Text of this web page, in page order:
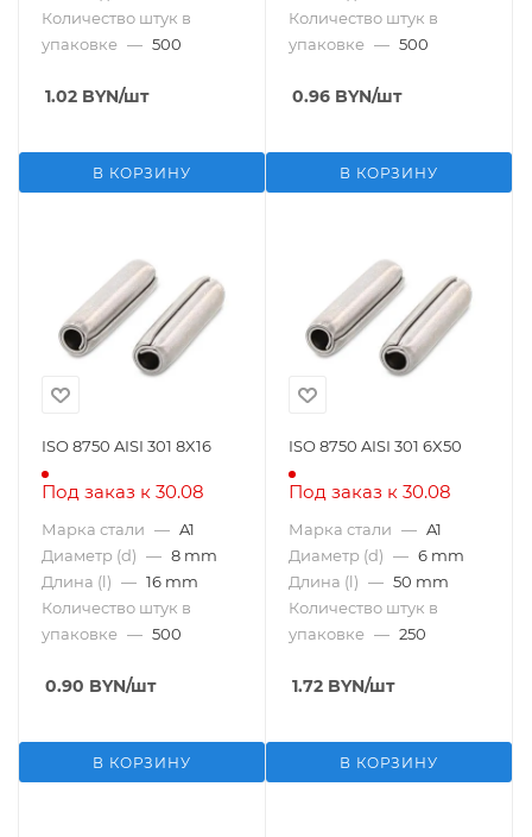
Количество штук в
упаковке — 500
1.02 BYN/шт
В КОРЗИНУ
Количество штук в
упаковке — 500
0.96 BYN/шт
В КОРЗИНУ
ISO 8750 AISI 301 8X16
Под заказ к 30.08
Марка стали — A1
Диаметр (d) — 8 mm
Длина (l) — 16 mm
Количество штук в
упаковке — 500
0.90 BYN/шт
В КОРЗИНУ
ISO 8750 AISI 301 6X50
Под заказ к 30.08
Марка стали — A1
Диаметр (d) — 6 mm
Длина (l) — 50 mm
Количество штук в
упаковке — 250
1.72 BYN/шт
В КОРЗИНУ